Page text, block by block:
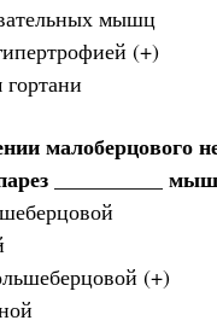
мышц
(+)
малоберцового
__________
(+)